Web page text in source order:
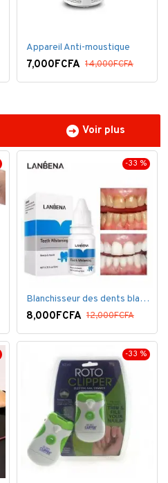
Appareil Anti-moustique
7,000FCFA 14,000FCFA
Voir plus
-33 %
Blanchisseur des dents blanc éblouissant
8,000FCFA 12,000FCFA
-33 %